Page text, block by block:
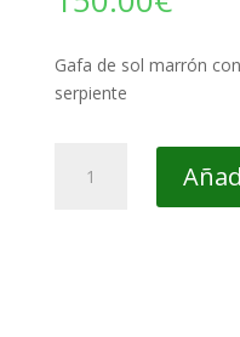
Gafa de sol marrón
serpiente
Cavalli